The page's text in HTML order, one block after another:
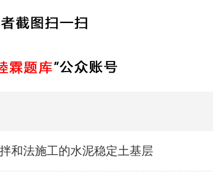
和法施工的水泥稳定土基层